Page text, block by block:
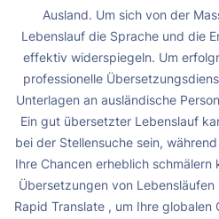
Ausland. Um sich von der
Lebenslauf die Sprache und die
effektiv widerspiegeln. Um
professionelle
Unterlagen an ausländische
Ein gut übersetzter Lebenslauf
bei der Stellensuche sein,
Ihre Chancen erheblich schmälern
Übersetzungen von
Rapid Translate , um Ihre globalen